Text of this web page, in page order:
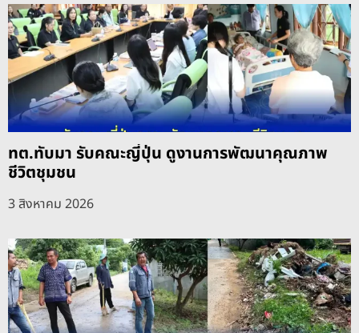
ทต.ทับมา รับคณะญี่ปุ่น ดูงานการพัฒนาคุณภาพ
ชีวิตชุมชน
3 สิงหาคม 2026